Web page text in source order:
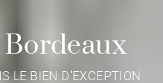
LE BIEN D'EXCEPTION